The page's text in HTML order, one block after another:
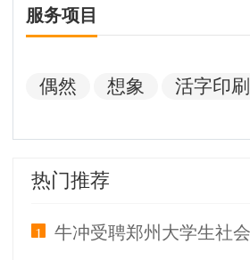
服务项目
偶然 想象 活字印刷
热门推荐
1